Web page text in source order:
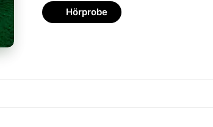
Hörprobe